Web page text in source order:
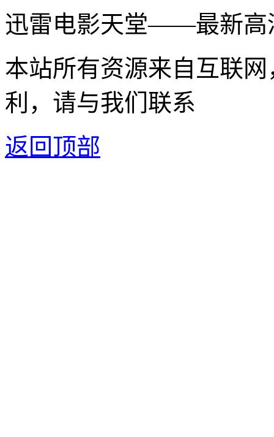
迅雷电影天堂——最新高
本站所有资源来自互联
利，请与我们联系
返回顶部